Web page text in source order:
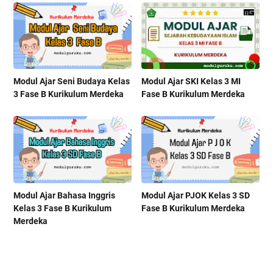
Modul Ajar Seni Budaya Kelas
3 Fase B Kurikulum Merdeka
Modul Ajar SKI Kelas 3 MI
Fase B Kurikulum Merdeka
Modul Ajar Bahasa Inggris
Kelas 3 Fase B Kurikulum
Merdeka
Modul Ajar PJOK Kelas 3 SD
Fase B Kurikulum Merdeka